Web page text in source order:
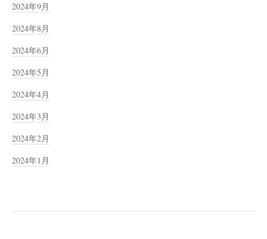
2024年9月
2024年8月
2024年6月
2024年5月
2024年4月
2024年3月
2024年2月
2024年1月